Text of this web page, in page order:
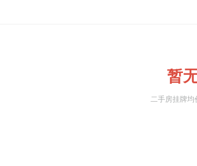
暂
二手房挂牌均